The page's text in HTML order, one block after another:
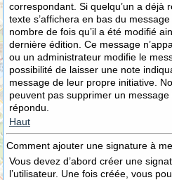
correspondant. Si quelqu’un a déjà
texte s’affichera en bas du
nombre de fois qu’il a été modifié
dernière édition. Ce message
ou un administrateur modifie le
possibilité de laisser une note
message de leur propre initiative.
peuvent pas supprimer un message
répondu.
Haut
Comment ajouter une signature à
Vous devez d’abord créer une
l’utilisateur. Une fois créée, vous